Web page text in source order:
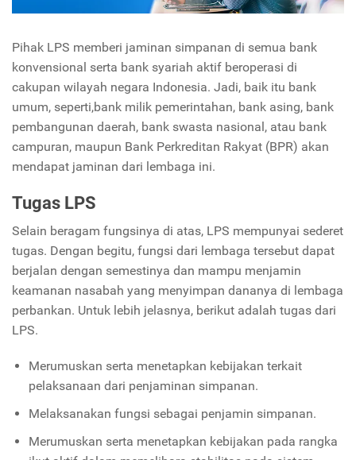
Pihak LPS memberi jaminan simpanan di semua bank
konvensional serta bank syariah aktif beroperasi di
cakupan wilayah negara Indonesia. Jadi, baik itu bank
umum, seperti,bank milik pemerintahan, bank asing, bank
pembangunan daerah, bank swasta nasional, atau bank
campuran, maupun Bank Perkreditan Rakyat (BPR) akan
mendapat jaminan dari lembaga ini.
Tugas LPS
Selain beragam fungsinya di atas, LPS mempunyai sederet
tugas. Dengan begitu, fungsi dari lembaga tersebut dapat
berjalan dengan semestinya dan mampu menjamin
keamanan nasabah yang menyimpan dananya di lembaga
perbankan. Untuk lebih jelasnya, berikut adalah tugas dari
LPS.
Merumuskan serta menetapkan kebijakan terkait
pelaksanaan dari penjaminan simpanan.
Melaksanakan fungsi sebagai penjamin simpanan.
Merumuskan serta menetapkan kebijakan pada rangka